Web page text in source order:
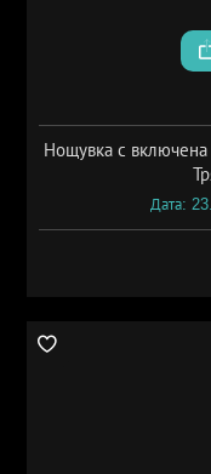
Нощувка с включена
Дата: